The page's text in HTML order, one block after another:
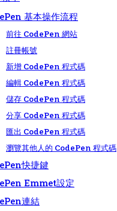
基本操作流程
前往 CodePen 網站
註冊帳號
新增 CodePen 程式碼
編輯 CodePen 程式碼
儲存 CodePen 程式碼
分享 CodePen 程式碼
匯出 CodePen 程式碼
瀏覽其他人的 CodePen 程式碼
快捷鍵
Emmet設定
連結